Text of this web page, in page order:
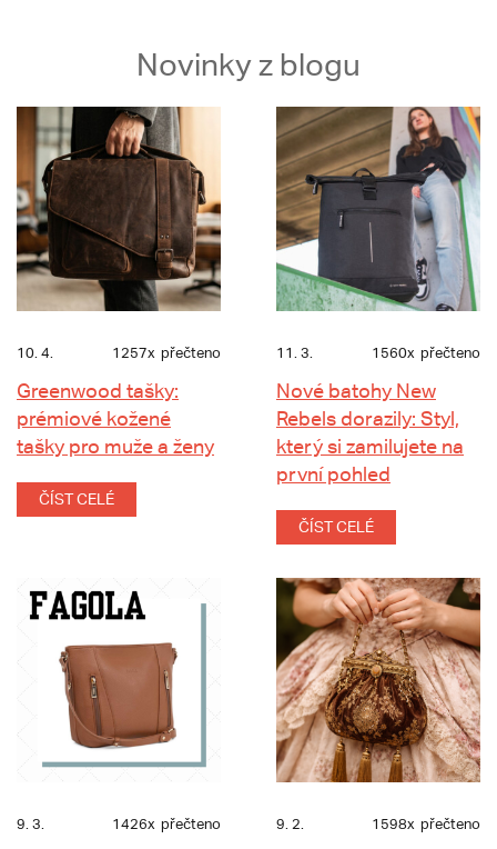
Novinky z blogu
10. 4. 1257x přečteno
Greenwood tašky:
prémiové kožené
tašky pro muže a ženy
ČÍST CELÉ
11. 3. 1560x přečteno
Nové batohy New
Rebels dorazily: Styl,
který si zamilujete na
první pohled
ČÍST CELÉ
9. 3. 1426x přečteno 9. 2. 1598x přečteno